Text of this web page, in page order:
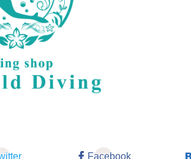
Facebook